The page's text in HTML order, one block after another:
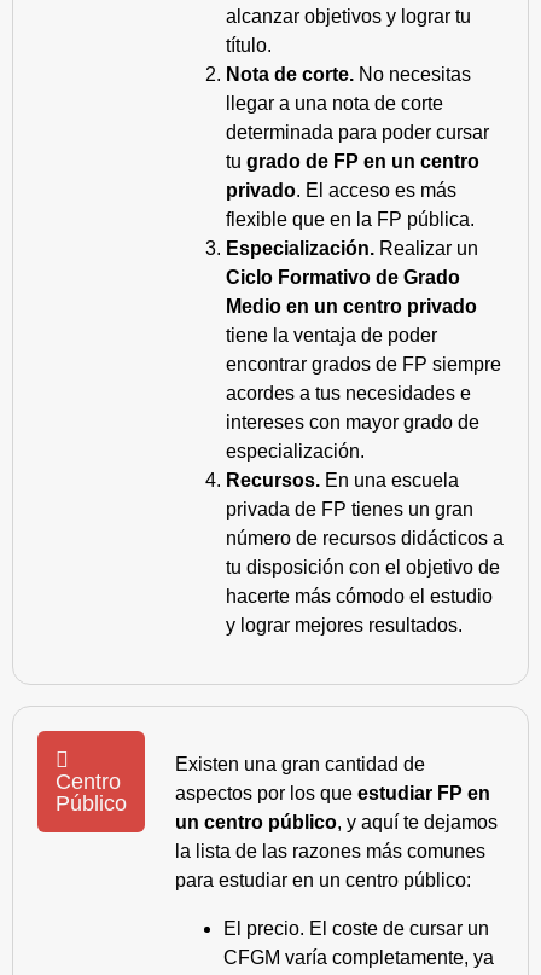
alcanzar objetivos y lograr tu
título.
Nota de corte. No necesitas
llegar a una nota de corte
determinada para poder cursar
tu grado de FP en un centro
privado. El acceso es más
flexible que en la FP pública.
Especialización. Realizar un
Ciclo Formativo de Grado
Medio en un centro privado
tiene la ventaja de poder
encontrar grados de FP siempre
acordes a tus necesidades e
intereses con mayor grado de
especialización.
Recursos. En una escuela
privada de FP tienes un gran
número de recursos didácticos a
tu disposición con el objetivo de
hacerte más cómodo el estudio
y lograr mejores resultados.
Centro
Público
Existen una gran cantidad de
aspectos por los que estudiar FP en
un centro público, y aquí te dejamos
la lista de las razones más comunes
para estudiar en un centro público:
El precio. El coste de cursar un
CFGM varía completamente, ya